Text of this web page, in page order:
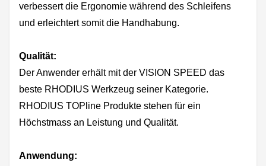
verbessert die Ergonomie während des Schleifens
und erleichtert somit die Handhabung.
Qualität:
Der Anwender erhält mit der VISION SPEED das
beste RHODIUS Werkzeug seiner Kategorie.
RHODIUS TOPline Produkte stehen für ein
Höchstmass an Leistung und Qualität.
Anwendung: